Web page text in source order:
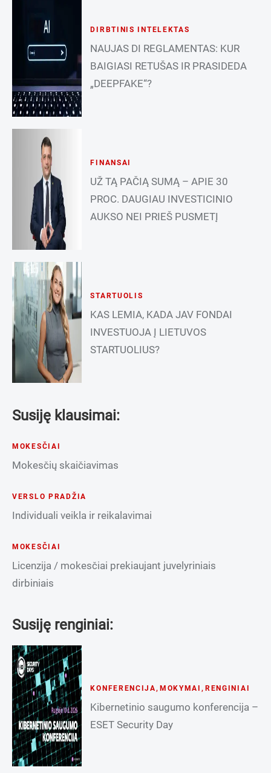
DIRBTINIS INTELEKTAS
NAUJAS DI REGLAMENTAS: KUR
BAIGIASI RETUŠAS IR PRASIDEDA
„DEEPFAKE“?
FINANSAI
UŽ TĄ PAČIĄ SUMĄ – APIE 30
PROC. DAUGIAU INVESTICINIO
AUKSO NEI PRIEŠ PUSMETĮ
STARTUOLIS
KAS LEMIA, KADA JAV FONDAI
INVESTUOJA Į LIETUVOS
STARTUOLIUS?
Susiję klausimai:
MOKESČIAI
Mokesčių skaičiavimas
VERSLO PRADŽIA
Individuali veikla ir reikalavimai
MOKESČIAI
Licenzija / mokesčiai prekiaujant juvelyriniais
dirbiniais
Susiję renginiai:
KONFERENCIJA , MOKYMAI , RENGINIAI
Kibernetinio saugumo konferencija –
ESET Security Day